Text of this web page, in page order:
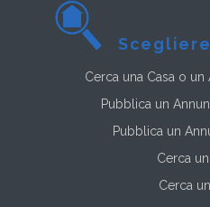
Cerca una Casa o
Pubblica un
Pubblica un
Cerca
Cerca